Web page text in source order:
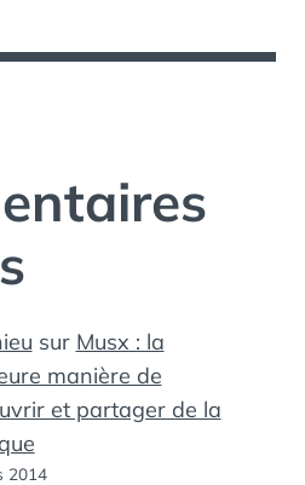
sur Musx : la
manière de
et partager de la
2014